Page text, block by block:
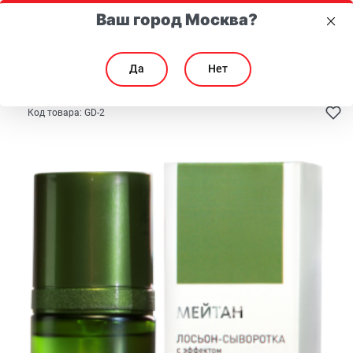
Для лица Очищение
Код товара: GD-2
Ваш город Москва?
Да Нет